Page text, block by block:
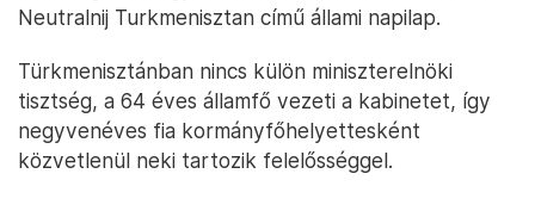
Neutralnij Turkmenisztan című állami napilap.
Türkmenisztánban nincs külön miniszterelnöki
tisztség, a 64 éves államfő vezeti a kabinetet, így
negyvenéves fia kormányfőhelyettesként
közvetlenül neki tartozik felelősséggel.